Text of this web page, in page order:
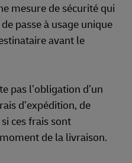
mesure de sécurité qui
passe à usage unique
avant le
pas l’obligation d’un
d’expédition, de
ces frais sont
de la livraison.